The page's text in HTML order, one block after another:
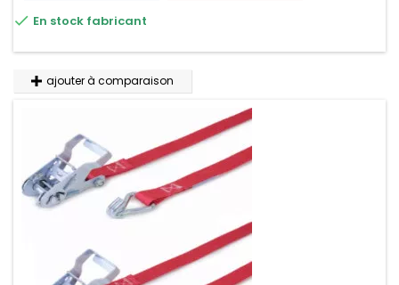
 En stock fabricant
ajouter à comparaison